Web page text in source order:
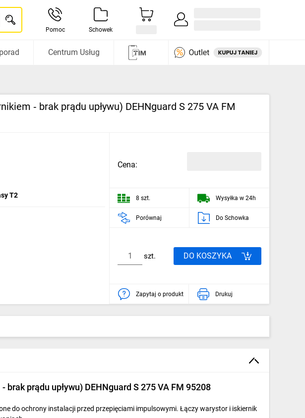
Pomoc Schowek
Centrum Usług
‑ brak prądu upływu) DEHNguard S 275 VA FM
T2
Cena:
8 szt. Wysyłka w 24h
Porównaj Do Schowka
szt. DO KOSZYKA
Zapytaj o produkt Drukuj
prądu upływu) DEHNguard S 275 VA FM 95208
do ochrony instalacji przed przepięciami impulsowymi. Łączy warystor i iskiernik